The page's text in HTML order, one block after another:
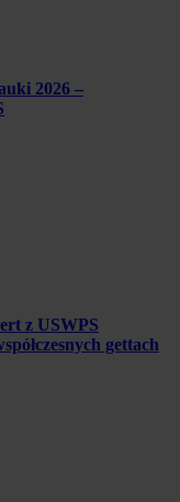
2026 –
z USWPS
gettach